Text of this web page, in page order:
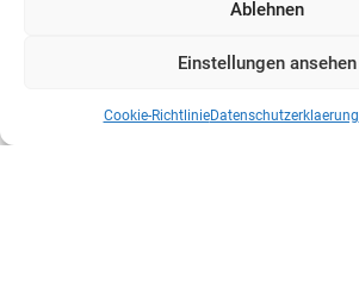
Ablehnen
Einstellungen ansehen
Cookie-RichtlinieDatenschutzerklaerung